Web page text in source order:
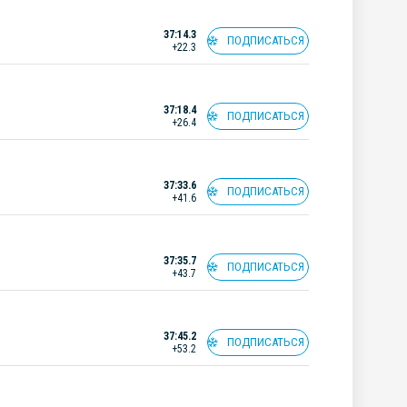
37:14.3
+22.3
ПОДПИСАТЬСЯ
37:18.4
+26.4
ПОДПИСАТЬСЯ
37:33.6
+41.6
ПОДПИСАТЬСЯ
37:35.7
+43.7
ПОДПИСАТЬСЯ
37:45.2
+53.2
ПОДПИСАТЬСЯ